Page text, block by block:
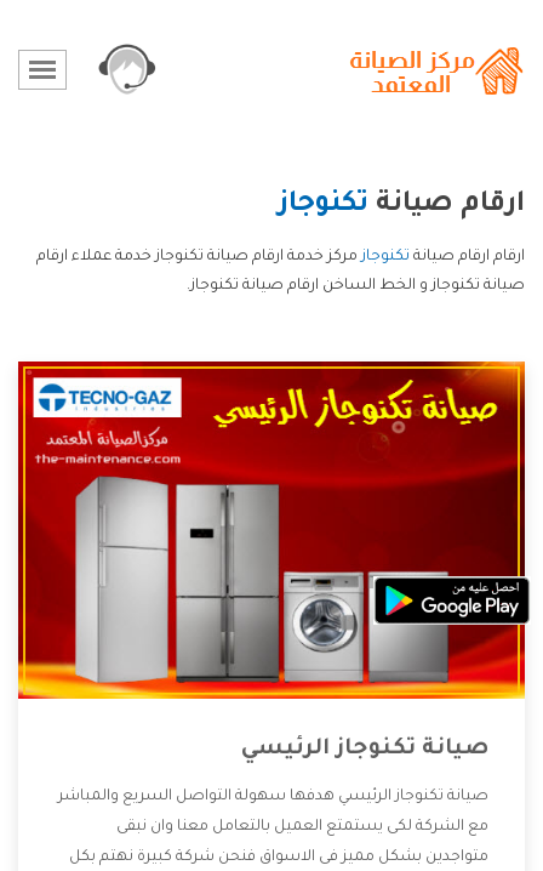
ارقام صيانة تكنوجاز
ارقام ارقام صيانة تكنوجازمركز خدمة ارقام صيانة تكنوجاز خدمة عملاء ارقام
صيانة تكنوجاز و الخط الساخن ارقام صيانة تكنوجاز.
صيانة تكنوجاز الرئيسي
صيانة تكنوجاز الرئيسي هدفها سهولة التواصل السريع والمباشر
مع الشركة لكى يستمتع العميل بالتعامل معنا وان نبقى
متواجدين بشكل مميز فى الاسواق فنحن شركة كبيرة نهتم بكل